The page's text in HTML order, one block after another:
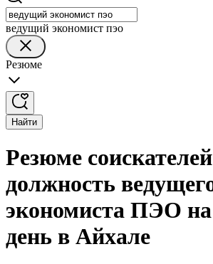
ведущий экономист пэо
Резюме
Найти
Резюме
должность
экономиста ПЭО
день в Айхале